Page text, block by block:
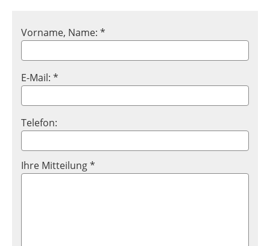
Vorname, Name: *
E-Mail: *
Telefon:
Ihre Mitteilung *